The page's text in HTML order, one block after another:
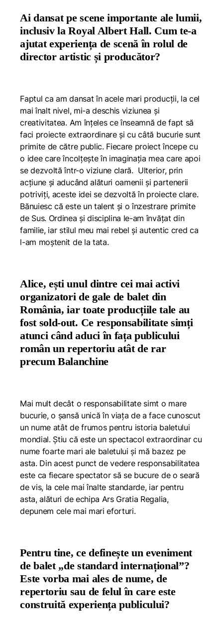
Ai dansat pe scene importante ale lumii,
inclusiv la Royal Albert Hall. Cum te-a
ajutat experiența de scenă în rolul de
director artistic și producător?
Faptul ca am dansat în acele mari producții, la cel
mai înalt nivel, mi-a deschis viziunea și
creativitatea. Am înțeles ce înseamnă de fapt să
faci proiecte extraordinare și cu câtă bucurie sunt
primite de către public. Fiecare proiect începe cu
o idee care încolțește în imaginația mea care apoi
se dezvoltă într-o viziune clară. Ulterior, prin
acțiune și aducând alături oamenii și partenerii
potriviți, aceste idei se dezvoltă în proiecte clare.
Bănuiesc că este un talent și o înzestrare primite
de Sus. Ordinea și disciplina le-am învățat din
familie, iar stilul meu mai rebel și autentic cred ca
l-am moștenit de la tata.
Alice, ești unul dintre cei mai activi
organizatori de gale de balet din
România, iar toate producțiile tale au
fost sold-out. Ce responsabilitate simți
atunci când aduci în fața publicului
român un repertoriu atât de rar
precum Balanchine
Mai mult decât o responsabilitate simt o mare
bucurie, o șansă unică în viața de a face cunoscut
un nume atât de frumos pentru istoria baletului
mondial. Știu că este un spectacol extraordinar cu
nume foarte mari ale baletului și mă bazez pe
asta. Din acest punct de vedere responsabilitatea
este ca fiecare spectator să se bucure de o seară
de vis, la cele mai înalte standarde, iar pentru
asta, alături de echipa Ars Gratia Regalia,
depunem cele mai mari eforturi.
Pentru tine, ce definește un eveniment
de balet „de standard internațional”?
Este vorba mai ales de nume, de
repertoriu sau de felul în care este
construită experiența publicului?